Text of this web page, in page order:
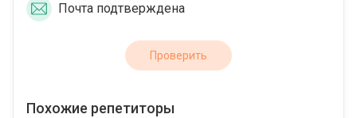
Почта подтверждена
Проверить
Похожие репетиторы